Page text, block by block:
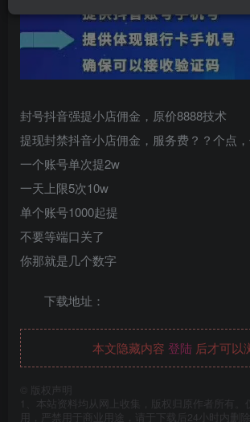
封号抖音强提小店佣金，原价8888技术
提现封禁抖音小店佣金，服务费？？个点
一个账号单次提2w
一天上限5次10w
单个账号1000起提
不要等端口关了
你那就是几个数字
下载地址：
本文隐藏内容 登陆 后才可以
版权声明
1、本站资料均从网上收集，版权归原作者所有。
用，严禁用于商业用途，请于下载后24小时内删